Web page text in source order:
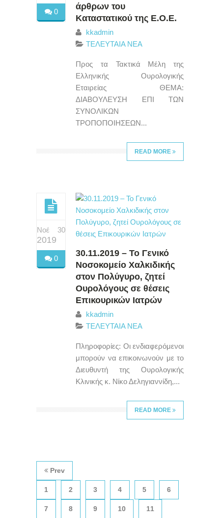
0
άρθρων του
Καταστατικού της Ε.Ο.Ε.
kkadmin
ΤΕΛΕΥΤΑΙΑ ΝΕΑ
Προς τα Τακτικά Μέλη της
Ελληνικής Ουρολογικής
Εταιρείας ΘΕΜΑ:
ΔΙΑΒΟΥΛΕΥΣΗ ΕΠΙ ΤΩΝ
ΣΥΝΟΛΙΚΩΝ
ΤΡΟΠΟΠΟΙΗΣΕΩΝ...
READ MORE
Νοέ 30
2019
0
30.11.2019 – Το Γενικό
Νοσοκομείο Χαλκιδικής
στον Πολύγυρο, ζητεί
Ουρολόγους σε θέσεις
Επικουρικών Ιατρών
kkadmin
ΤΕΛΕΥΤΑΙΑ ΝΕΑ
Πληροφορίες: Οι ενδιαφερόμενοι
μπορούν να επικοινωνούν με το
Διευθυντή της Ουρολογικής
Κλινικής κ. Νίκο Δεληγιαννίδη,...
READ MORE
Prev
1 2 3 4 5 6
7 8 9 10 11